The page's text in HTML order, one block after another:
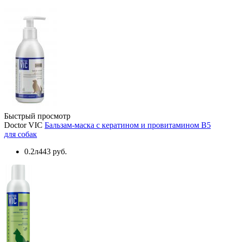
Быстрый просмотр
Doctor VIC Бальзам-маска с кератином и провитамином В5
для собак
0.2л443 руб.